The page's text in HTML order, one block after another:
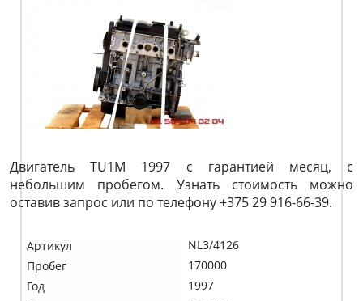
Двигатель TU1M 1997 с гарантией месяц, с
небольшим пробегом. Узнать стоимость можно
оставив запрос или по телефону +375 29 916-66-39.
Артикул
NL3/4126
Пробег
170000
Год
1997